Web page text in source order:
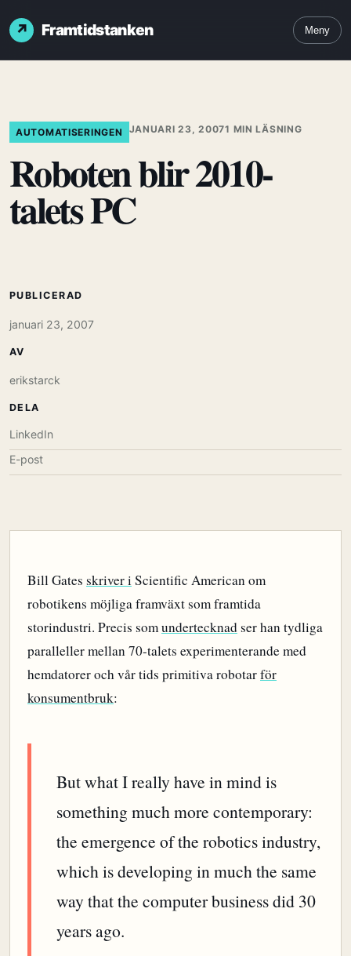
Framtidstanken Meny
AUTOMATISERINGEN JANUARI 23, 20071 MIN LÄSNING
Roboten blir 2010-
talets PC
Bill Gates skriver i Scientific American om
robotikens möjliga framväxt som framtida
storindustri. Precis somundertecknadser han tydliga
paralleller mellan 70-talets experimenterande med
hemdatorer och vår tids primitiva robotarför
konsumentbruk:
But what I really have in mind is
something much more contemporary:
the emergence of the robotics industry,
which is developing in much the same
way that the computer business did 30
years ago.
PUBLICERAD
januari 23, 2007
AV
erikstarck
DELA
LinkedIn
E-post